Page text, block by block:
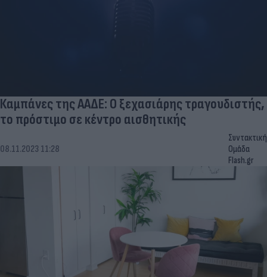
Καμπάνες της ΑΑΔΕ: Ο ξεχασιάρης τραγουδιστής,
το πρόστιμο σε κέντρο αισθητικής
08.11.2023 11:28
Συντακτική
Ομάδα
Flash.gr